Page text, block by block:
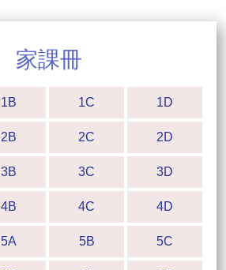
家課冊
1B 1C 1D
2B 2C 2D
3B 3C 3D
4B 4C 4D
5A 5B 5C